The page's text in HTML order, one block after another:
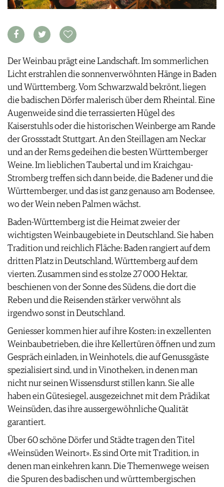
KULINARIK
HOTSPOTS
WEINREISEN
KLARTEXT
ABO
AUSGABE
ARCHIV
VORTEILSWELT
MEDIATHEK
VIDEOS
BÜCHER
NEWS
WEINWIRTSCHAFT
WEINSZENE
PORTRAITS
ANMELDEN
AWARDS
GEWINNSPIELE
VORTEILSWELT
TRINKREIFETABELLE
ABO
WEINSUCHE
NEWSLETTER
WINE TRADE CLUB
REDAKTION
JOBS
WERBUNG
PRESSE
IMPRESSUM
AGB & DATENSCHUTZ
FAQ
Der Weinbau prägt eine Landschaft. Im sommerlichen
Licht erstrahlen die sonnenverwöhnten Hänge in Baden
und Württemberg. Vom Schwarzwald bekrönt, liegen
die badischen Dörfer malerisch über dem Rheintal. Eine
Augenweide sind die terrassierten Hügel des
Kaiserstuhls oder die historischen Weinberge am Rande
der Grossstadt Stuttgart. An den Steillagen am Neckar
und an der Rems gedeihen die besten Württemberger
Weine. Im lieblichen Taubertal und im Kraichgau-
Stromberg treffen sich dann beide, die Badener und die
Württemberger, und das ist ganz genauso am Bodensee,
wo der Wein neben Palmen wächst.
Baden-Württemberg ist die Heimat zweier der
wichtigsten Weinbaugebiete in Deutschland. Sie haben
Tradition und reichlich Fläche: Baden rangiert auf dem
dritten Platz in Deutschland, Württemberg auf dem
vierten. Zusammen sind es stolze 27 000 Hektar,
beschienen von der Sonne des Südens, die dort die
Reben und die Reisenden stärker verwöhnt als
irgendwo sonst in Deutschland.
Geniesser kommen hier auf ihre Kosten: in exzellenten
Weinbaubetrieben, die ihre Kellertüren öffnen und zum
Gespräch einladen, in Weinhotels, die auf Genussgäste
spezialisiert sind, und in Vinotheken, in denen man
nicht nur seinen Wissensdurst stillen kann. Sie alle
haben ein Gütesiegel, ausgezeichnet mit dem Prädikat
Weinsüden, das ihre aussergewöhnliche Qualität
garantiert.
Über 60 schöne Dörfer und Städte tragen den Titel
«Weinsüden Weinort». Es sind Orte mit Tradition, in
denen man einkehren kann. Die Themenwege weisen
die Spuren des badischen und württembergischen